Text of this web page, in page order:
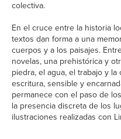
colectiva.
En el cruce entre la historia
textos dan forma a una
cuerpos y a los paisajes.
novelas, una prehistórica y
piedra, el agua, el trabajo y
escritura, sensible y
permanece con el paso de
la presencia discreta de los
ilustraciones realizadas con